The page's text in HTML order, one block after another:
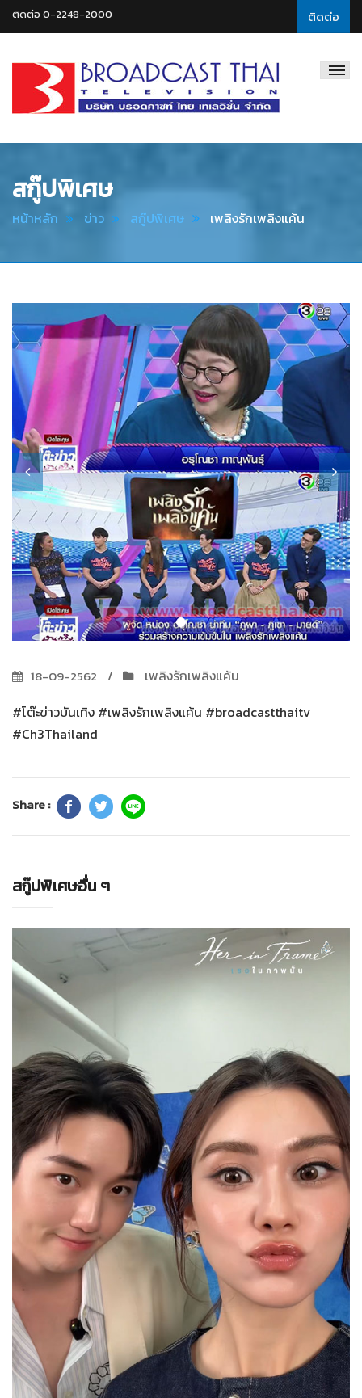
ติดต่อ
ติดต่อ 0-2248-2000
Thai
สกู๊ปพิเศษ
หน้าหลัก ข่าว สกู๊ปพิเศษ เพลิงรักเพลิงแค้น
18-09-2562
เพลิงรักเพลิงแค้น
#โต๊ะข่าวบันเทิง #เพลิงรักเพลิงแค้น #broadcastthaitv
#Ch3Thailand
Share :
สกู๊ปพิเศษอื่น ๆ